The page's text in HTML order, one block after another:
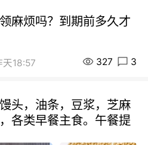
麻烦吗？到期前多久才
天18:57 327 3
头，油条，豆浆，芝麻
各类早餐主食。午餐提